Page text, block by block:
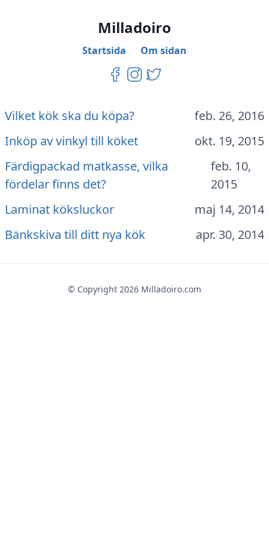
Milladoiro
Startsida Om sidan
Vilket kök ska du köpa?
feb. 26, 2016
Inköp av vinkyl till köket
okt. 19, 2015
Färdigpackad matkasse, vilka
fördelar finns det?
feb. 10,
2015
Laminat köksluckor
maj 14, 2014
Bänkskiva till ditt nya kök
apr. 30, 2014
© Copyright 2026 Milladoiro.com